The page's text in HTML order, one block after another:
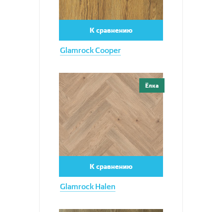
Glamrock Cooper
К сравнению
Glamrock Halen
Ёлка
Увеличить
К сравнению